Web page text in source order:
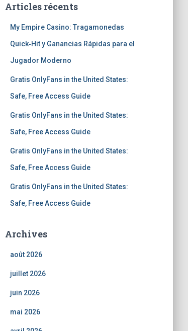
Articles récents
My Empire Casino: Tragamonedas
Quick‑Hit y Ganancias Rápidas para el
Jugador Moderno
Gratis OnlyFans in the United States:
Safe, Free Access Guide
Gratis OnlyFans in the United States:
Safe, Free Access Guide
Gratis OnlyFans in the United States:
Safe, Free Access Guide
Gratis OnlyFans in the United States:
Safe, Free Access Guide
Archives
août 2026
juillet 2026
juin 2026
mai 2026